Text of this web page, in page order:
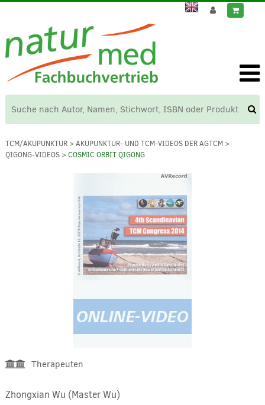
TCM/AKUPUNKTUR>AKUPUNKTUR- UND TCM-VIDEOS DER AGTCM>
QIGONG-VIDEOS> COSMIC ORBIT QIGONG
Therapeuten
Zhongxian Wu (Master Wu)